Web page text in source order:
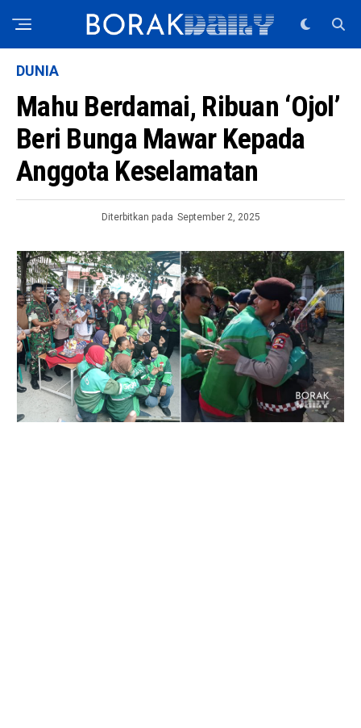
DUNIA
Mahu Berdamai, Ribuan ‘Ojol’
Beri Bunga Mawar Kepada
Anggota Keselamatan
Diterbitkan pada September 2, 2025